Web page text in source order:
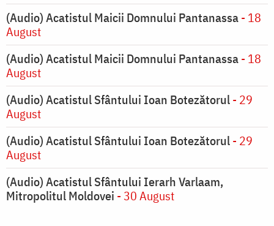
(Audio) Acatistul Maicii Domnului Pantanassa- 18
August
(Audio) Acatistul Maicii Domnului Pantanassa- 18
August
(Audio) Acatistul Sfântului Ioan Botezătorul- 29
August
(Audio) Acatistul Sfântului Ioan Botezătorul- 29
August
(Audio) Acatistul Sfântului Ierarh Varlaam,
Mitropolitul Moldovei - 30 August